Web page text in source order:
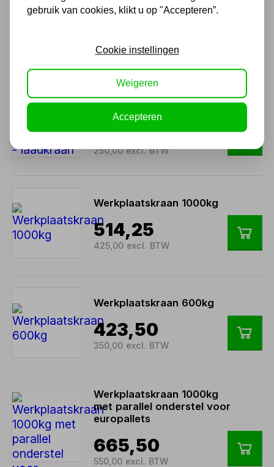
23,50 excl. BTW
Aanhangerkraan max. 450kg
302,50
250,00 excl. BTW
Werkplaatskraan 1000kg
514,25
425,00 excl. BTW
Werkplaatskraan 600kg
423,50
350,00 excl. BTW
Werkplaatskraan 1000kg
met parallel onderstel voor
europallets
665,50
550,00 excl. BTW
gebruik van cookies, klikt u op "Accepteren”.
Cookie instellingen
Weigeren
Accepteren